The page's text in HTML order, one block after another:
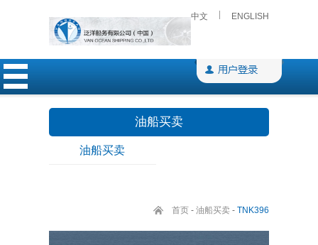
中文 ENGLISH
油船买卖
油船买卖
首页 - 油船买卖 - TNK396